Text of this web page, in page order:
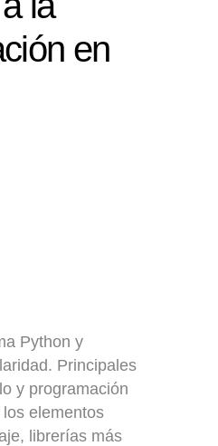
en
Python y
Principales
y programación
elementos
librerías más